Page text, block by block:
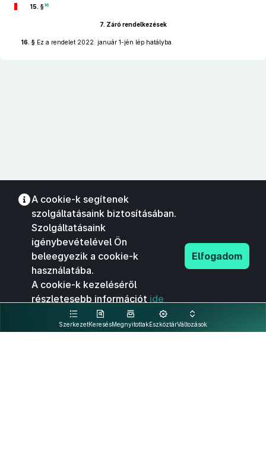
15. §16
7. Záró rendelkezések
16. § Ez a rendelet 2022. január 1-jén lép hatályba.
SzerkezetKeresésMegnyitottakEszköztárVáltozások
A cookie-k segítenek
szolgáltatásaink biztosításában.
Szolgáltatásaink
igénybevételével Ön
beleegyezik a cookie-k
használatába.
A cookie-k kezeléséről
részletesebb információt ide
kattintva olvashat.
Elfogadom